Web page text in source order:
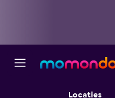
Locaties